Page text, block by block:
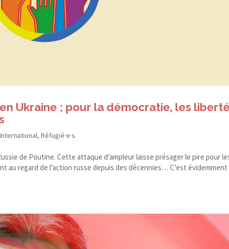
Ukraine ; pour la démocratie, les
International,Réfugié·e·s
de Poutine. Cette attaque d’ampleur laisse présager le pire pour
au regard de l’action russe depuis des décennies… C’est évidemment